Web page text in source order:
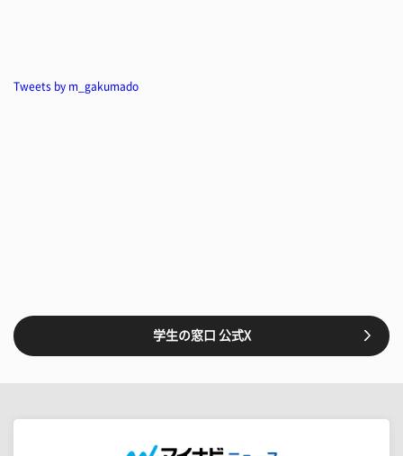
Tweets by m_gakumado
学生の窓口 公式X